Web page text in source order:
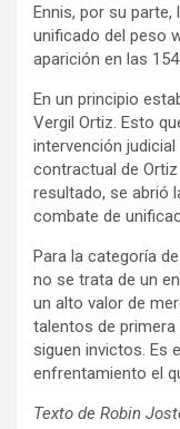
Ennis, por su
unificado del peso
aparición en las
En un principio
Vergil Ortiz. Esto
intervención
contractual de
resultado, se abrió
combate de
Para la categoría
no se trata de un
un alto valor de
talentos de
siguen invictos. Es
enfrentamiento el
Texto de Robin